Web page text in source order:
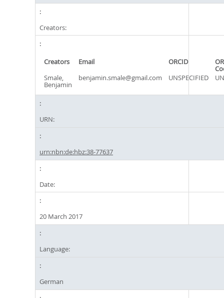
Creators:
Creators Email ORCID
Smale,
Benjamin
benjamin.smale@gmail.com UNSPECIFIED
URN:
urn:nbn:de:hbz:38-77637
Date:
20 March 2017
Language:
German